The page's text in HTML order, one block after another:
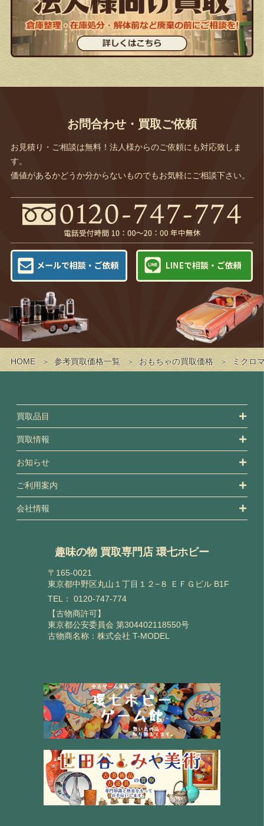
HOME 参考買取価格一覧 おもちゃの買取価格 ミクロ
お問合わせ・買取ご依頼
お見積り・ご相談は無料！法人様からのご依頼にも対応致しま
す。
価値があるかどうか分からないものでもお気軽にご相談下さい。
買取品目
買取情報
お知らせ
ご利用案内
会社情報
趣味の物 買取専門店 環七ホビー
〒165-0021
東京都中野区丸山１丁目１２−８ ＥＦＧビル B1F
TEL： 0120-747-774
【古物商許可】
東京都公安委員会 第304402118550号
古物商名称：株式会社 T-MODEL